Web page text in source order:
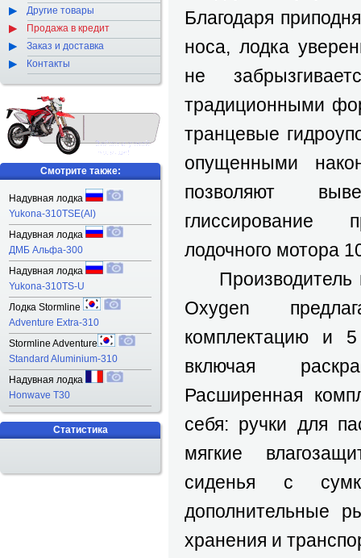
Благодаря
носа, лодка
не
традиционными
транцевые
опущенными
позволяют
глиссирование
лодочного мотора
Производитель
Oxygen
комплектацию и
включая
Расширенная
себя: ручки для
мягкие
сиденья с
дополнительные
хранения и
Другие товары
Продажа в кредит
Заказ и доставка
Контакты
Смотрите также:
Надувная лодка
Yukona-310TSE(Al)
Надувная лодка
ДМБ Альфа-300
Надувная лодка
Yukona-310TS-U
Лодка Stormline
Adventure Extra-310
Stormline Adventure
Standard Aluminium-310
Надувная лодка
Honwave T30
Статистика